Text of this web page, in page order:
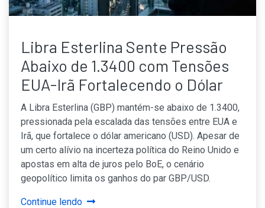
Libra Esterlina Sente Pressão
Abaixo de 1.3400 com Tensões
EUA-Irã Fortalecendo o Dólar
A Libra Esterlina (GBP) mantém-se abaixo de 1.3400,
pressionada pela escalada das tensões entre EUA e
Irã, que fortalece o dólar americano (USD). Apesar de
um certo alívio na incerteza política do Reino Unido e
apostas em alta de juros pelo BoE, o cenário
geopolítico limita os ganhos do par GBP/USD.
Continue lendo